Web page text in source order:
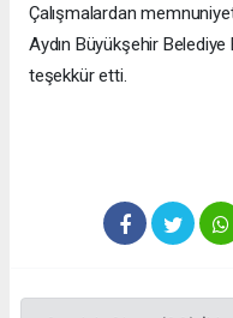
Çalışmalardan
Aydın Büyükşehir Belediye
teşekkür etti.